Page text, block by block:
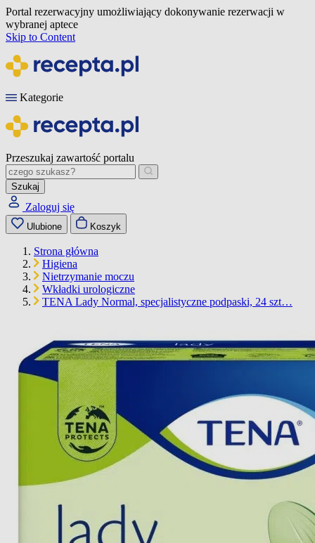
Portal rezerwacyjny umożliwiający dokonywanie rezerwacji w
wybranej aptece
Skip to Content
Kategorie
Przeszukaj zawartość portalu
Szukaj
Zaloguj się
Ulubione Koszyk
Strona główna
Higiena
Nietrzymanie moczu
Wkładki urologiczne
TENA Lady Normal, specjalistyczne podpaski, 24 szt…